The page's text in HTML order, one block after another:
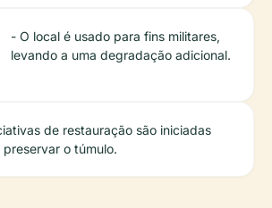
- O local é usado para fins militares,
levando a uma degradação adicional.
de restauração são iniciadas
preservar o túmulo.